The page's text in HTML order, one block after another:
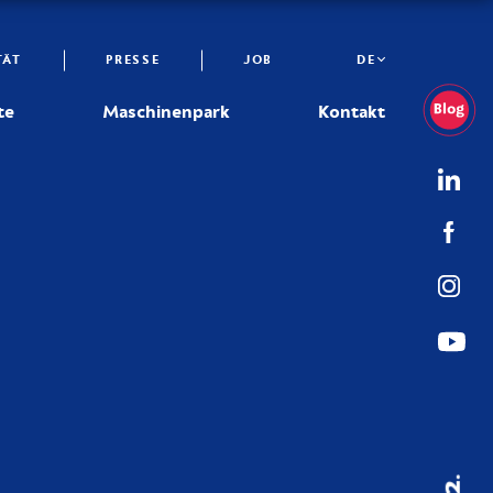
PRESSE JOB DE
Maschinenpark Kontakt